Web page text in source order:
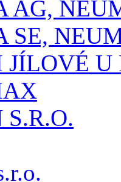
AG,
SE,
JÍLOVÉ U